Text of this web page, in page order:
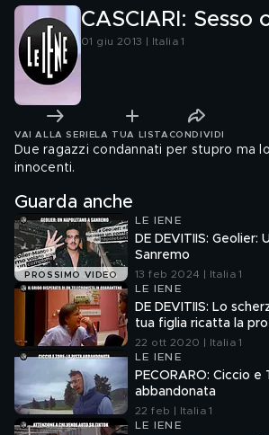
CASCIARI: Sesso
01 giu 2013 | Italia 1
VAI ALLA SERIE LA TUA LISTA CONDIVIDI
Due ragazzi condannati per stupro ma
innocenti.
Guarda anche
PROSSIMO VIDEO
LE IENE
DE DEVITIIS: Geolier:
Sanremo
13 feb 2024 | Italia 1
LE IENE
DE DEVITIIS: Lo
tua figlia ricatta la
22 ott 2020 | Italia 1
LE IENE
PECORARO: Ciccio e
abbandonata
22 feb | Italia 1
LE IENE